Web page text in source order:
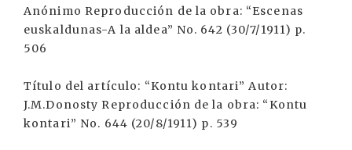
Anónimo Reproducción de la obra: “Escenas
euskaldunas-A la aldea” No. 642 (30/7/1911) p.
506
Título del artículo: “Kontu kontari” Autor:
J.M.Donosty Reproducción de la obra: “Kontu
kontari” No. 644 (20/8/1911) p. 539